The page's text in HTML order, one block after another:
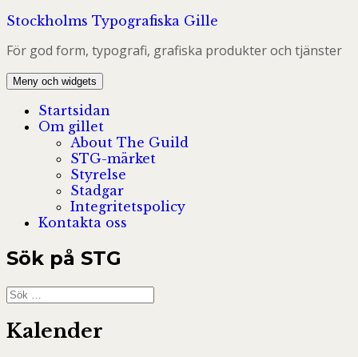
Hoppa
innehåll
Stockholms Typografiska Gille
För god form, typografi, grafiska produkter och tjänster
Meny och widgets
Startsidan
Om gillet
About The Guild
STG-märket
Styrelse
Stadgar
Integritetspolicy
Kontakta oss
Sök på STG
Sök
efter:
Kalender